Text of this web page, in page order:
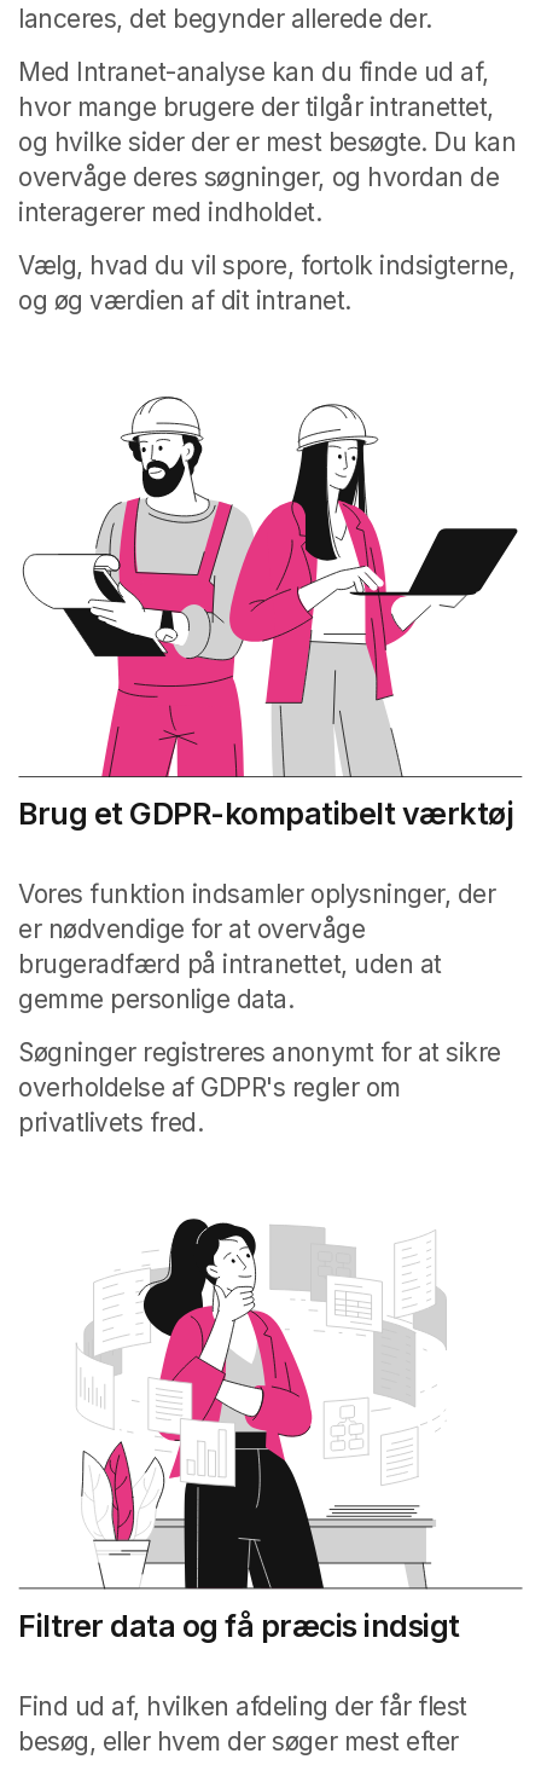
lanceres, det begynder allerede der.
Med Intranet-analyse kan du finde ud af,
hvor mange brugere der tilgår intranettet,
og hvilke sider der er mest besøgte. Du kan
overvåge deres søgninger, og hvordan de
interagerer med indholdet.
Vælg, hvad du vil spore, fortolk indsigterne,
og øg værdien af dit intranet.
Brug et GDPR-kompatibelt værktøj
Vores funktion indsamler oplysninger, der
er nødvendige for at overvåge
brugeradfærd på intranettet, uden at
gemme personlige data.
Søgninger registreres anonymt for at sikre
overholdelse af GDPR's regler om
privatlivets fred.
Filtrer data og få præcis indsigt
Find ud af, hvilken afdeling der får flest
besøg, eller hvem der søger mest efter